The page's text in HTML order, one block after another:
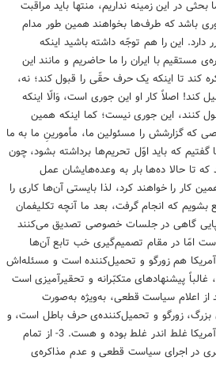
در این زمینه نداریم، منتها باید مراقبت
باشد که طرف‌ها بخواهند همین طور مدام
این را هم توجّه داشته باشید اینکه
مستقیم با ایران را ما حاضریم و مانند این
کند تا اینکه یک حرف حقّی را قبول کند؛ نه،
اصلاً کار او این جوری است، وَالّا اینکه
کنند، این جوری نیست؛ کما اینکه همین
که گزارشش را مسئولین ما، مأمورینِ ما به ما
که باید اوّل تحریم‌ها برداشته بشود، چون
تا حالا ده‌ها بار به وعده‌هایشان عمل
کار را خواهند کرد، لذا بایستی آن‌ها کاری را
که انجام گرفت، بعد ما آنچه تکلیفمان
گاهی در جلسات خصوصی تصدیق می‌کنند
امّا در مقام تصمیم‌گیری خب تابع آن‌ها
هم زورگو و تحمیل‌کننده است و مسئله‌اش
پیشنهادهای متکبّرانه و تحقیرآمیزی است
نیست.» 1- مذاکره بعد از اعلام سیاست قطعی، به‌ویژه به‌صورت
2- آمریکا شیطان بزرگ، زورگو و تحمیل‌کننده‌ی حرف باطل است، و
حرف حق را نمی‌پذیرد. لذا مذاکره‌ی مستقیم با آمریکا غلط اندر غلط بوده و هست. 3- از تمام
در اجرای سیاست قطعی و عدم مذاکره‌ی